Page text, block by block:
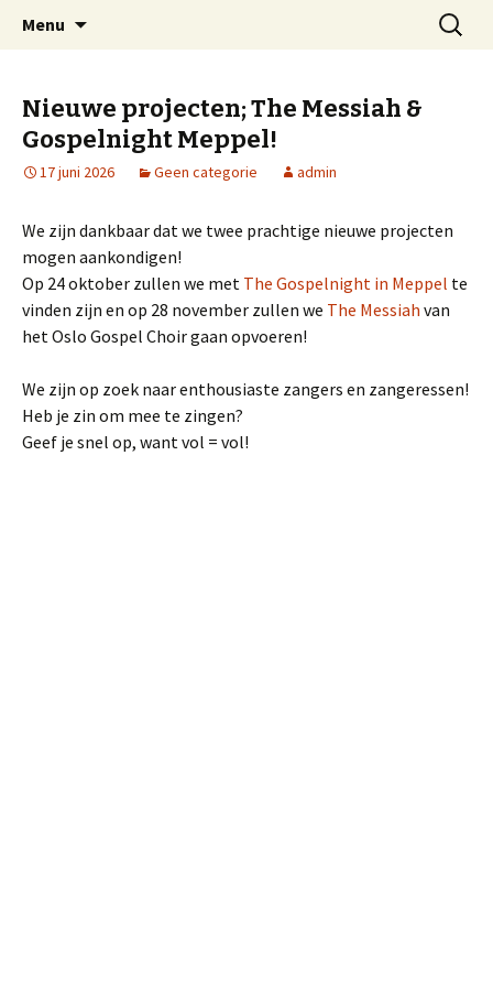
Arnold Wienen
Welkom op mijn website
Menu
Zoeken
naar:
Nieuwe projecten; The Messiah &
Gospelnight Meppel!
17 juni 2026 Geen categorie admin
We zijn dankbaar dat we twee prachtige nieuwe projecten
mogen aankondigen!
Op 24 oktober zullen we met The Gospelnight in Meppel te
vinden zijn en op 28 november zullen we The Messiah van
het Oslo Gospel Choir gaan opvoeren!
We zijn op zoek naar enthousiaste zangers en zangeressen!
Heb je zin om mee te zingen?
Geef je snel op, want vol = vol!